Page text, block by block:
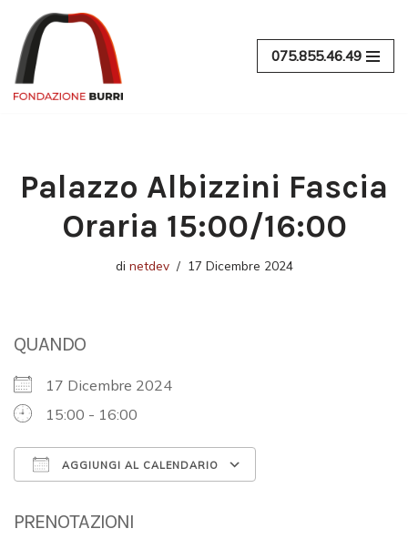
Vai
al
contenuto
075.855.46.49
Palazzo Albizzini Fascia
Oraria 15:00/16:00
di netdev 17 Dicembre 2024
QUANDO
17 Dicembre 2024
15:00 - 16:00
AGGIUNGI AL CALENDARIO
PRENOTAZIONI